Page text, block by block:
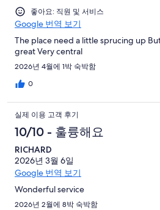
좋아요: 직원 및 서비스
Google 번역 보기
The place need a little sprucing up
great Very central
2026년 4월에 1박 숙박함
0
실제 이용 고객 후기
10/10 - 훌륭해요
RICHARD
2026년 3월 6일
Google 번역 보기
Wonderful service
2026년 2월에 8박 숙박함